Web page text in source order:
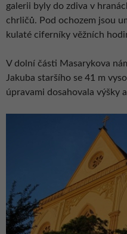
galerii byly do zdiva v
chrličů. Pod ochozem jsou
kulaté ciferníky věžních
V dolní části Masarykova
Jakuba staršího se 41 m
úpravami dosahovala výšky